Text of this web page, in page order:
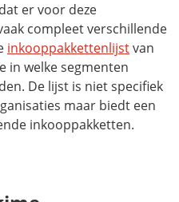
er voor deze
compleet verschillende
inkooppakkettenlijstvan
in welke segmenten
De lijst is niet specifiek
maar biedt een
inkooppakketten.